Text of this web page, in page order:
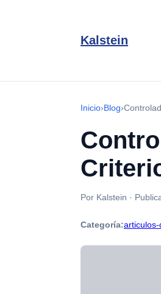
Kalstein
Inicio›Blog›
Por Kalstein ·
Categoría: